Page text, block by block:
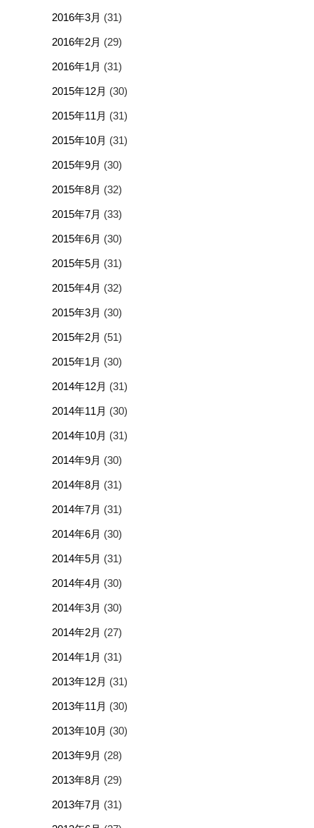
2016年3月 (31)
2016年2月 (29)
2016年1月 (31)
2015年12月 (30)
2015年11月 (31)
2015年10月 (31)
2015年9月 (30)
2015年8月 (32)
2015年7月 (33)
2015年6月 (30)
2015年5月 (31)
2015年4月 (32)
2015年3月 (30)
2015年2月 (51)
2015年1月 (30)
2014年12月 (31)
2014年11月 (30)
2014年10月 (31)
2014年9月 (30)
2014年8月 (31)
2014年7月 (31)
2014年6月 (30)
2014年5月 (31)
2014年4月 (30)
2014年3月 (30)
2014年2月 (27)
2014年1月 (31)
2013年12月 (31)
2013年11月 (30)
2013年10月 (30)
2013年9月 (28)
2013年8月 (29)
2013年7月 (31)